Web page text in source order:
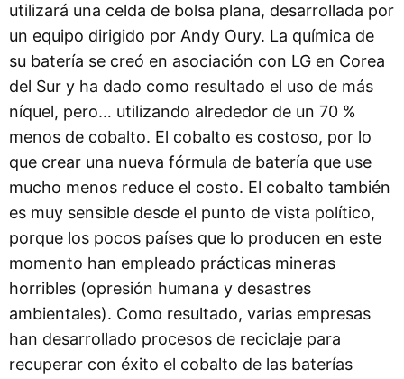
utilizará una celda de bolsa plana, desarrollada por
un equipo dirigido por Andy Oury. La química de
su batería se creó en asociación con LG en Corea
del Sur y ha dado como resultado el uso de más
níquel, pero… utilizando alrededor de un 70 %
menos de cobalto. El cobalto es costoso, por lo
que crear una nueva fórmula de batería que use
mucho menos reduce el costo. El cobalto también
es muy sensible desde el punto de vista político,
porque los pocos países que lo producen en este
momento han empleado prácticas mineras
horribles (opresión humana y desastres
ambientales). Como resultado, varias empresas
han desarrollado procesos de reciclaje para
recuperar con éxito el cobalto de las baterías